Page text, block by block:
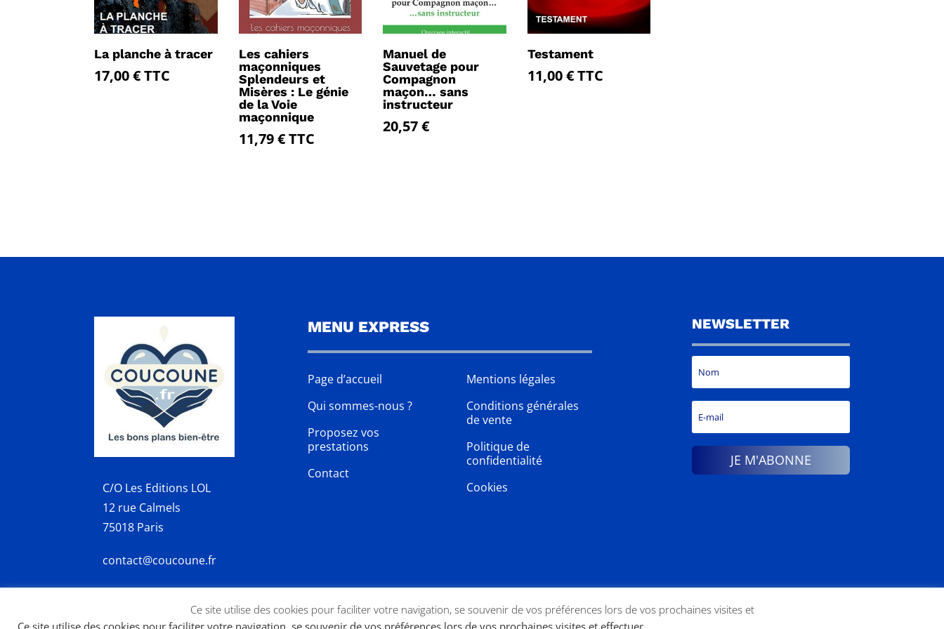
La planche à tracer
17,00€ TTC
Les cahiers
maçonniques
Splendeurs et
Misères : Le génie
de la Voie
maçonnique
11,79€TTC
Manuel de
Sauvetage pour
Compagnon
maçon… sans
instructeur
20,57€
Testament
11,00€TTC
C/O Les Editions LOL
12 rue Calmels
75018 Paris
contact@coucoune.fr
MENU EXPRESS
Page d’accueil
Qui sommes-nous ?
Proposez vos
prestations
Contact
Mentions légales
Conditions générales
de vente
Politique de
confidentialité
Cookies
NEWSLETTER
JE M'ABONNE
Ce site utilise des cookies pour faciliter votre navigation, se souvenir de vos préférences lors de vos prochaines visites et
Ce site utilise des cookies pour faciliter votre navigation, se souvenir de vos préférences lors de vos prochaines visites et effectuer